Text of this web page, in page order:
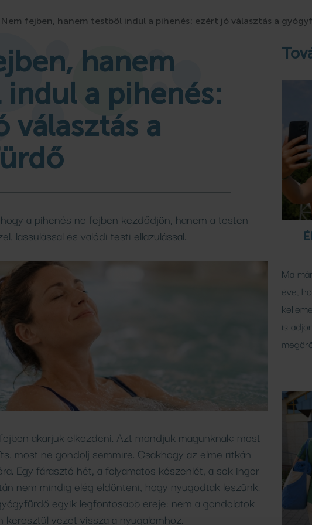
Szabadtéri
fürdő
Bővebben
Camping
Bővebben
Gyógykezelések
Nem fejben, hanem testből indul a pihenés: ezért jó választás a
hanem
a pihenés:
választás a
a pihenés ne fejben kezdődjön, hanem a testen
lassulással és valódi testi ellazulással.
akarjuk elkezdeni. Azt mondjuk magunknak: most
most ne gondolj semmire. Csakhogy az elme ritkán
Egy fárasztó hét, a folyamatos készenlét, a sok inger
nem mindig elég eldönteni, hogy nyugodtak leszünk.
egyik legfontosabb ereje: nem a gondolatok
keresztül vezet vissza a nyugalomhoz.
Ma
éve,
is